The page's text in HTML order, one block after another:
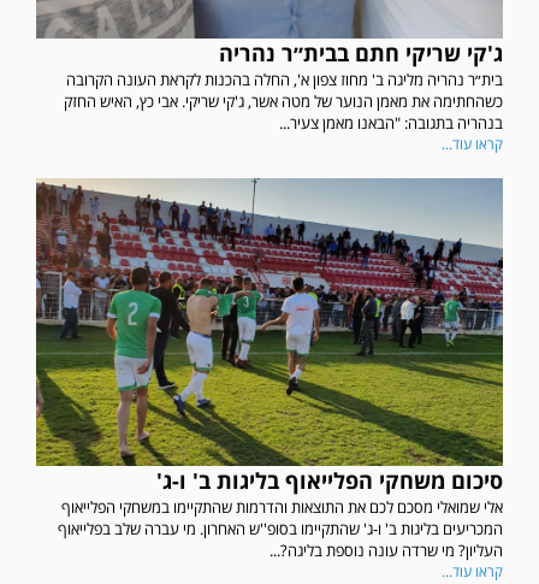
ג'קי שריקי חתם בבית״ר נהריה
בית״ר נהריה מליגה ב' מחוז צפון א', החלה בהכנות לקראת העונה הקרובה
כשהחתימה את מאמן הנוער של מטה אשר, ג'קי שריקי. אבי כץ, האיש החזק
בנהריה בתגובה: "הבאנו מאמן צעיר...
קראו עוד...
סיכום משחקי הפלייאוף בליגות ב' ו-ג'
אלי שמואלי מסכם לכם את התוצאות והדרמות שהתקיימו במשחקי הפלייאוף
המכריעים בליגות ב' ו-ג' שהתקיימו בסופ''ש האחרון. מי עברה שלב בפלייאוף
העליון? מי שרדה עונה נוספת בליגה?...
קראו עוד...